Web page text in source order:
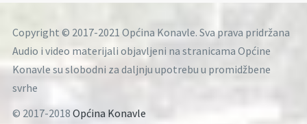
Copyright © 2017-2021 Općina Konavle. Sva prava pridržana
Audio i video materijali objavljeni na stranicama Općine
Konavle su slobodni za daljnju upotrebu u promidžbene
svrhe
© 2017-2018 Općina Konavle